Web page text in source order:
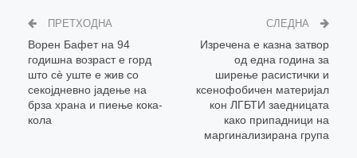
ПРЕТХОДНА
Ворен Бафет на 94
годишна возраст е горд
што сè уште е жив со
секојдневно јадење на
брза храна и пиење кока-
кола
СЛЕДНА
Изречена е казна затвор
од една година за
ширење расистички и
ксенофобичен материјал
кон ЛГБТИ заедницата
како припадници на
маргинализирана група